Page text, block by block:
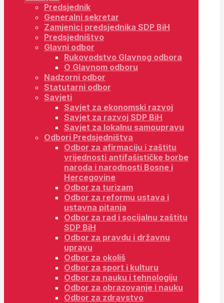
Predsjednik
Generalni sekretar
Zamjenici predsjednika SDP BiH
Predsjedništvo
Glavni odbor
Rukovodstvo Glavnog odbora
O Glavnom odboru
Nadzorni odbor
Statutarni odbor
Savjeti
Savjet za ekonomski razvoj
Savjet za razvoj SDP BiH
Savjet za lokalnu samoupravu
Odbori Predsjedništva
Odbor za afirmaciju i zaštitu
vrijednosti antifašističke borbe
naroda i narodnosti Bosne i
Hercegovine
Odbor za turizam
Odbor za reformu ustava i
ustavna pitanja
Odbor za rad i socijalnu zaštitu
SDP BiH
Odbor za pravdu i državnu
upravu
Odbor za okoliš
Odbor za sport i kulturu
Odbor za nauku i tehnologiju
Odbor za obrazovanje i nauku
Odbor za zdravstvo